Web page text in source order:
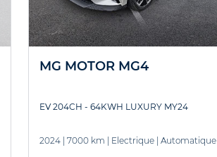
MG MOTOR MG4
EV 204CH - 64KWH LUXURY MY24
2024 7000 km Electrique Automatique